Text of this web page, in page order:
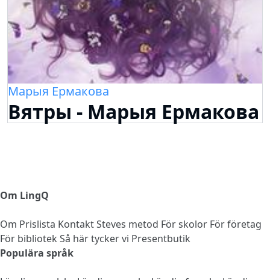
Марыя Ермакова
Вятры - Марыя Ермакова
Om LingQ
Om Prislista KontaktSteves metod För skolor För företag
För bibliotek Så här tycker vi Presentbutik
Populära språk